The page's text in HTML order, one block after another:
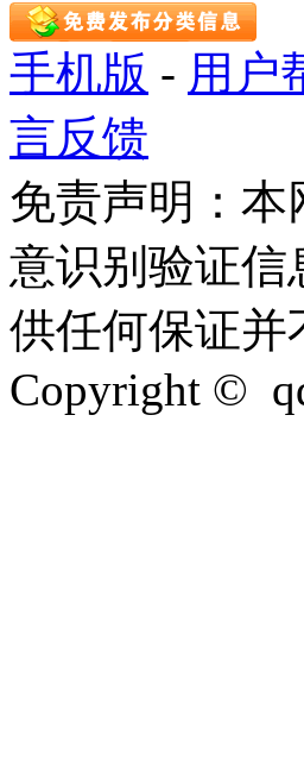
手机版 - 用户
言反馈
免责声明：
意识别验证信
供任何保证并
Copyright ©